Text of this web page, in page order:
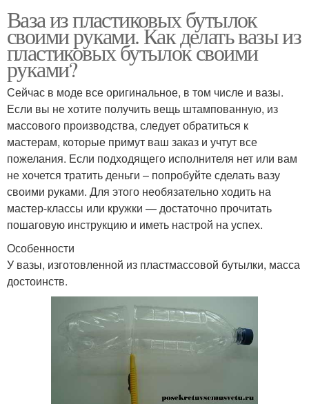
Ваза из пластиковых бутылок
своими руками. Как делать вазы из
пластиковых бутылок своими
руками?
Сейчас в моде все оригинальное, в том числе и вазы.
Если вы не хотите получить вещь штампованную, из
массового производства, следует обратиться к
мастерам, которые примут ваш заказ и учтут все
пожелания. Если подходящего исполнителя нет или вам
не хочется тратить деньги – попробуйте сделать вазу
своими руками. Для этого необязательно ходить на
мастер-классы или кружки — достаточно прочитать
пошаговую инструкцию и иметь настрой на успех.
Особенности
У вазы, изготовленной из пластмассовой бутылки, масса
достоинств.